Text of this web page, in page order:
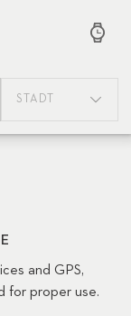
STADT
and GPS,
for proper use.